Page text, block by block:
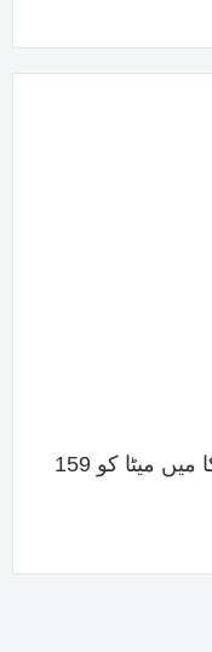
بچوں کے تحفظ میں ناکامی: امریکا میں میٹا کو 159